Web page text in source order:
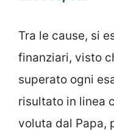
Tra le cause, si
finanziari, visto
superato ogni
risultato in linea
voluta dal Papa,